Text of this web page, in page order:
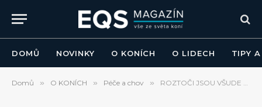
DOMŮ NOVINKY O KONÍCH O LIDECH TIPY A
Domů » O KONÍCH » Péče a chov » ROZTOČI JSOU VŠUDE KOLEM NÁS